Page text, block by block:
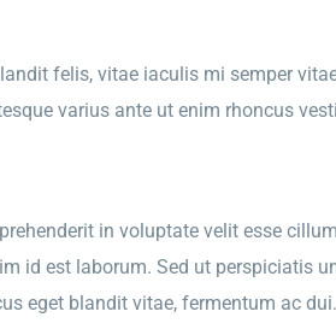
felis, vitae iaculis mi semper
varius ante ut enim rhoncus
in voluptate velit esse
id est laborum. Sed ut perspiciatis
eget blandit vitae, fermentum ac dui.